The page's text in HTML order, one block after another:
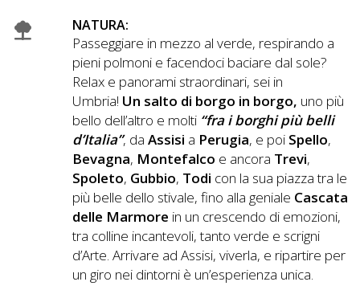
Registrati
NATURA:
Passeggiare in mezzo al verde, respirando a
pieni polmoni e facendoci baciare dal sole?
Relax e panorami straordinari, sei in
Umbria! Un salto di borgo in borgo, uno più
bello dell’altro e molti “fra i borghi più belli
d’Italia”, da Assisi a Perugia, e poi Spello,
Bevagna, Montefalco e ancora Trevi,
Spoleto, Gubbio, Todi con la sua piazza tra le
più belle dello stivale, fino alla geniale Cascata
delle Marmore in un crescendo di emozioni,
tra colline incantevoli, tanto verde e scrigni
d’Arte. Arrivare ad Assisi, viverla, e ripartire per
un giro nei dintorni è un’esperienza unica.